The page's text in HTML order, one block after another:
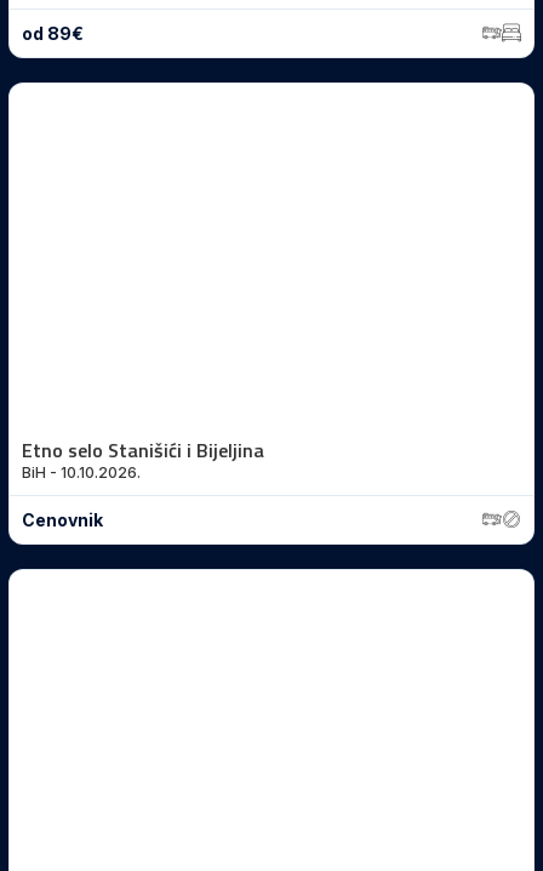
od 89€
Etno selo Stanišići i Bijeljina
BiH - 10.10.2026.
Cenovnik